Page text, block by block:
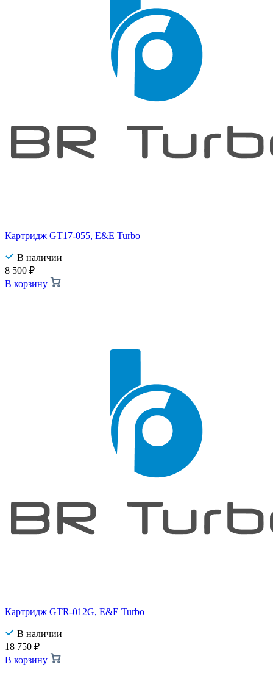
Картридж GT17-055, E&E Turbo
В наличии
8 500 ₽
В корзину
Картридж GTR-012G, E&E Turbo
В наличии
18 750 ₽
В корзину